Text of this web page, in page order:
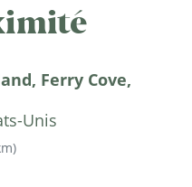
Ferry Cove,
Unis
)